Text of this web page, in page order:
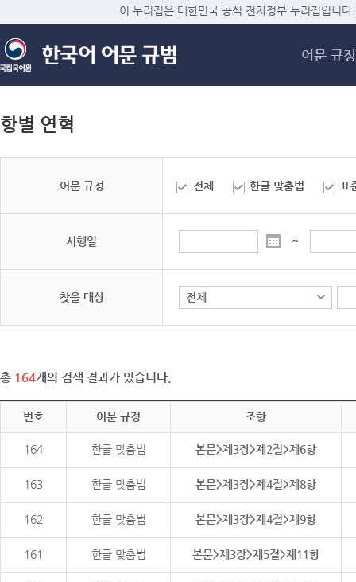
메
이 누리집은 대한민국 공식 전자정부 누리집입니다.
어문 규정
항별 연혁
어문 규정 전체 한글 맞춤법 표
시행일 ~
찾을 대상
총 164개의 검색 결과가 있습니다.
번호 어문 규정 조항
164 한글 맞춤법 본문>제3장>제2절>제6항
163 한글 맞춤법 본문>제3장>제4절>제8항
162 한글 맞춤법 본문>제3장>제4절>제9항
161 한글 맞춤법 본문>제3장>제5절>제11항